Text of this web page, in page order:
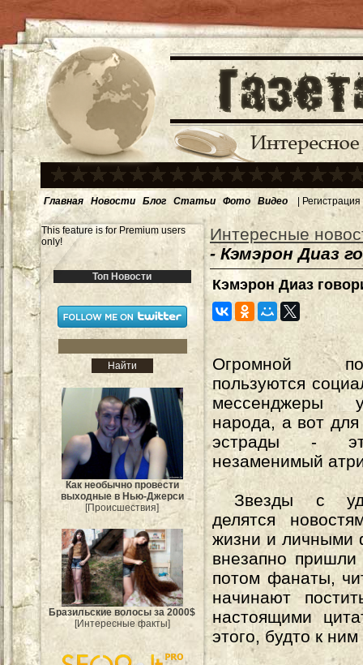
Главная Новости Блог Статьи Фото Видео | Регистрация
This feature is for Premium users
only!
Топ Новости
Как необычно провести
выходные в Нью-Джерси
[Происшествия]
Бразильские волосы за 2000$
[Интересные факты]
Интересные
- Кэмэрон Диаз
Кэмэрон Диаз
Огромной
пользуются
мессенджеры
народа, а вот
эстрады -
незаменимый
Звезды с
делятся
жизни и личными
внезапно
потом фанаты,
начинают
настоящими
этого, будто к